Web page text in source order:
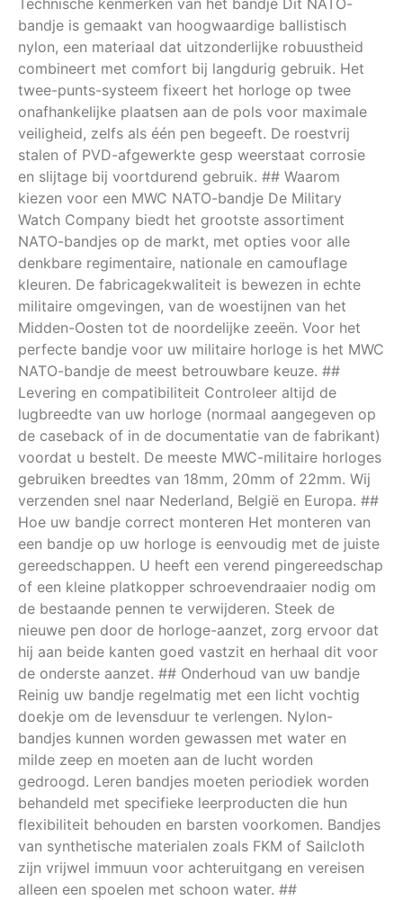
Technische kenmerken van het bandje Dit NATO-
bandje is gemaakt van hoogwaardige ballistisch
nylon, een materiaal dat uitzonderlijke robuustheid
combineert met comfort bij langdurig gebruik. Het
twee-punts-systeem fixeert het horloge op twee
onafhankelijke plaatsen aan de pols voor maximale
veiligheid, zelfs als één pen begeeft. De roestvrij
stalen of PVD-afgewerkte gesp weerstaat corrosie
en slijtage bij voortdurend gebruik. ## Waarom
kiezen voor een MWC NATO-bandje De Military
Watch Company biedt het grootste assortiment
NATO-bandjes op de markt, met opties voor alle
denkbare regimentaire, nationale en camouflage
kleuren. De fabricagekwaliteit is bewezen in echte
militaire omgevingen, van de woestijnen van het
Midden-Oosten tot de noordelijke zeeën. Voor het
perfecte bandje voor uw militaire horloge is het MWC
NATO-bandje de meest betrouwbare keuze. ##
Levering en compatibiliteit Controleer altijd de
lugbreedte van uw horloge (normaal aangegeven op
de caseback of in de documentatie van de fabrikant)
voordat u bestelt. De meeste MWC-militaire horloges
gebruiken breedtes van 18mm, 20mm of 22mm. Wij
verzenden snel naar Nederland, België en Europa. ##
Hoe uw bandje correct monteren Het monteren van
een bandje op uw horloge is eenvoudig met de juiste
gereedschappen. U heeft een verend pingereedschap
of een kleine platkopper schroevendraaier nodig om
de bestaande pennen te verwijderen. Steek de
nieuwe pen door de horloge-aanzet, zorg ervoor dat
hij aan beide kanten goed vastzit en herhaal dit voor
de onderste aanzet. ## Onderhoud van uw bandje
Reinig uw bandje regelmatig met een licht vochtig
doekje om de levensduur te verlengen. Nylon-
bandjes kunnen worden gewassen met water en
milde zeep en moeten aan de lucht worden
gedroogd. Leren bandjes moeten periodiek worden
behandeld met specifieke leerproducten die hun
flexibiliteit behouden en barsten voorkomen. Bandjes
van synthetische materialen zoals FKM of Sailcloth
zijn vrijwel immuun voor achteruitgang en vereisen
alleen een spoelen met schoon water. ##